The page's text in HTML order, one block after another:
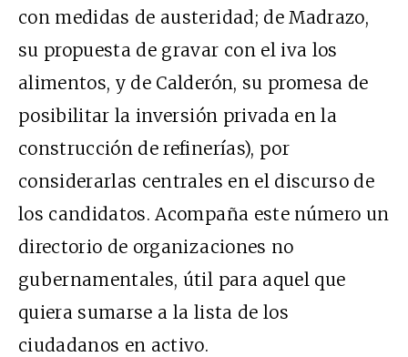
con medidas de austeridad; de Madrazo,
su propuesta de gravar con el iva los
alimentos, y de Calderón, su promesa de
posibilitar la inversión privada en la
construcción de refinerías), por
considerarlas centrales en el discurso de
los candidatos. Acompaña este número un
directorio de organizaciones no
gubernamentales, útil para aquel que
quiera sumarse a la lista de los
ciudadanos en activo.